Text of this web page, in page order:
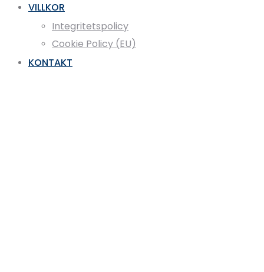
VILLKOR
Integritetspolicy
Cookie Policy (EU)
KONTAKT